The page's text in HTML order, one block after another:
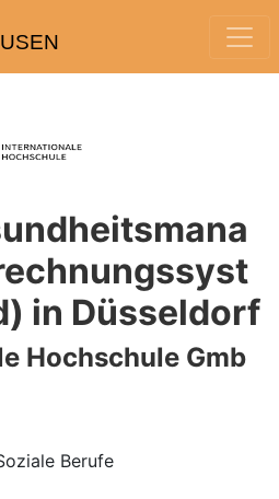
in Düsseldorf
Hochschule Gmb
Berufe